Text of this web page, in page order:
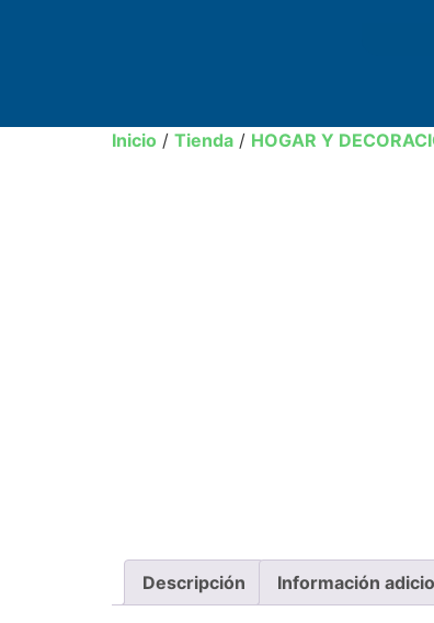
Inicio / Tienda / HOGAR Y
Descripción Información